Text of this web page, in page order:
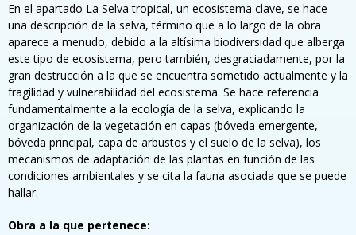
En el apartado La Selva tropical, un ecosistema clave, se hace
una descripción de la selva, término que a lo largo de la obra
aparece a menudo, debido a la altísima biodiversidad que alberga
este tipo de ecosistema, pero también, desgraciadamente, por la
gran destrucción a la que se encuentra sometido actualmente y la
fragilidad y vulnerabilidad del ecosistema. Se hace referencia
fundamentalmente a la ecología de la selva, explicando la
organización de la vegetación en capas (bóveda emergente,
bóveda principal, capa de arbustos y el suelo de la selva), los
mecanismos de adaptación de las plantas en función de las
condiciones ambientales y se cita la fauna asociada que se puede
hallar.
Obra a la que pertenece: